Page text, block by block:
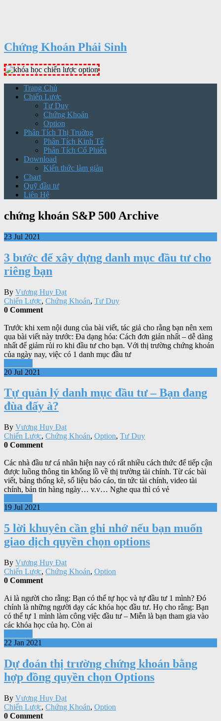
Chứng Khoán Phái Sinh
Trang Chủ
Chiến Lược
Tư Duy
Chứng Khoán
Option
Phân Tích Thị Truờng
Phân Tích Kinh Tế
Phân Tích Cổ Phiếu
Download
Kiến thức làm giàu
Chart
Quỹ đầu tư
Liên Hệ
chứng khoán S&P 500 Archive
23 Jul 2021
3 bước để xây dựng danh mục đầu tư cho
riêng bạn
By Vương Huy Đạt
Chiến Lược, Chứng Khoán, Tư Duy
0 Comment
Trước khi xem nội dung của bài viết, tác giả cho rằng bạn nên xem
qua bài viết này trước: Đa dạng hóa: Cách đơn giản nhất – dễ dàng
nhất để giảm rủi ro khi đầu tư cho bạn. Với thị trường chứng khoán
của ngày nay, việc có 1 danh mục đầu tư
20 Jul 2021
Tự quản lý danh mục đầu tư – Bạn đang
đùa đấy à?
By Vương Huy Đạt
Chiến Lược, Chứng Khoán, Option, Tư Duy
0 Comment
Các nhà đầu tư cá nhân hiện nay có rất nhiều cách thức để tiếp cận
được luồng thông tin khổng lồ về thị trường tài chính. Từ các bài
viết, bảng thống kê, số liệu báo cáo, tin tức tài chính, video tài
chính, bản tin hàng ngày… v.v… Nghe qua thì có vẻ
19 Jul 2021
5 lời khuyên cần ghi nhớ nếu bạn muốn
giao dịch quyền chọn options
By Vương Huy Đạt
Chiến Lược, Chứng Khoán, Option
0 Comment
Ai là người cho rằng: Bạn có thể tự học và tự đầu tư 1 mình? Đó
chính là những người dạy các khóa học đầu tư. Họ cho rằng: Bạn
có thể tự 1 mình làm công việc đầu tư – Miễn là bạn tham gia vào
các khóa học của họ. Còn ai
22 Jan 2021
Dự đoán thị trường chứng khoán bằng
hợp đồng quyền chọn Options
By Vương Huy Đạt
Chiến Lược, Chứng Khoán, Option
0 Comment